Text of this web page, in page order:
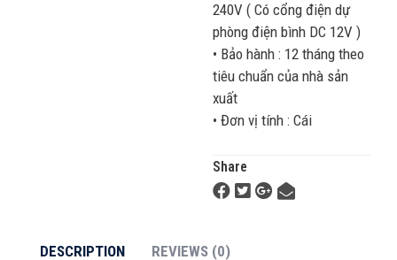
240V ( Có cổng điện dự
phòng điện bình DC 12V )
• Bảo hành : 12 tháng theo
tiêu chuẩn của nhà sản
xuất
• Đơn vị tính : Cái
Share
DESCRIPTION REVIEWS (0)